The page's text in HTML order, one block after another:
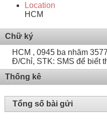
Location
HCM
Chữ ký
HCM , 0945 ba nhăm 3577
Đ/Chỉ, STK: SMS để biết
Thống kê
Tổng số bài gửi